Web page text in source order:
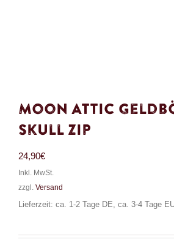
Moon Attic
Skull Zip
24,90€
Inkl. MwSt.
zzgl. Versand
Lieferzeit: ca. 1-2 Tage DE, ca. 3-4 Tage